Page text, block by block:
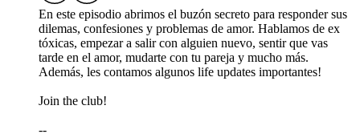
En este episodio abrimos el buzón secreto para responder sus
dilemas, confesiones y problemas de amor. Hablamos de ex
tóxicas, empezar a salir con alguien nuevo, sentir que vas
tarde en el amor, mudarte con tu pareja y mucho más.
Además, les contamos algunos life updates importantes!
Join the club!
--